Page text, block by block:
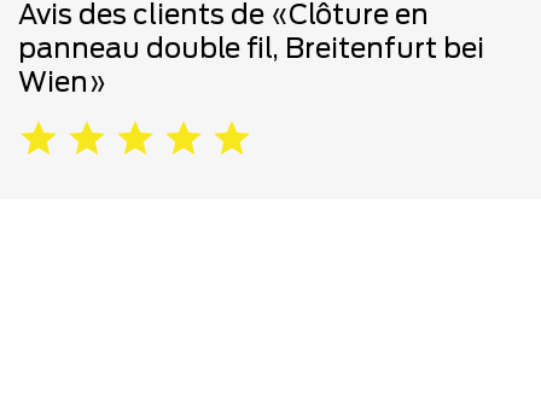
Avis des clients de «Clôture en
panneau double fil, Breitenfurt bei
Wien»